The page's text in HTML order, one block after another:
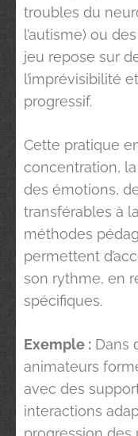
troubles du
l’autisme) ou
jeu repose sur
l’imprévisibilité
progressif.
Cette pratique
concentration,
des émotions,
transférables à
méthodes
permettent
son rythme, en
spécifiques.
Exemple : Dans
animateurs
avec des
interactions